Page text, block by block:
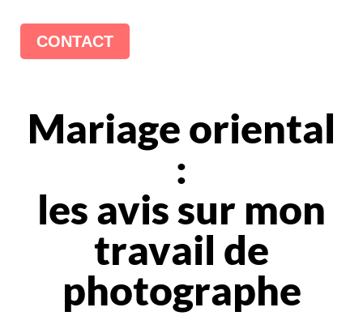
CONTACT
Mariage oriental
:
les avis sur mon
travail de
photographe